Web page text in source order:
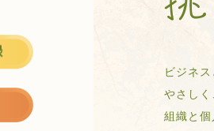
ビジネ
やさし
組織と